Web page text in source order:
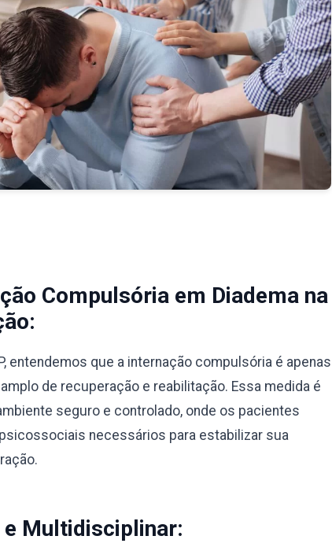
Compulsória em Diadema na
entendemos que a internação compulsória é apenas
de recuperação e reabilitação. Essa medida é
seguro e controlado, onde os pacientes
necessários para estabilizar sua
Multidisciplinar: